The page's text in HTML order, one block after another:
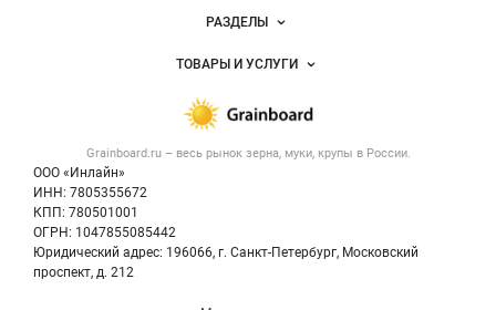
Grainboard.ru – весь рынок зерна, муки, крупы в России.
ООО «Инлайн»
ИНН: 7805355672
КПП: 780501001
ОГРН: 1047855085442
Юридический адрес: 196066, г. Санкт-Петербург, Московский
проспект, д. 212
Новости Grainboard.ru
Размещение рекламы
Публичная оферта
Контактная информация
Политика обработки персональных данных
РАЗДЕЛЫ
Объявления
Новости рынка
ТОВАРЫ И УСЛУГИ
Крупы
Мука